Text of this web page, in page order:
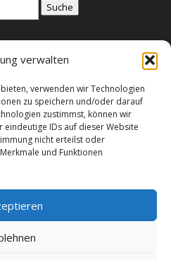
verwalten
verwenden wir Technologien
zu speichern und/oder darauf
zustimmst, können wir
IDs auf dieser Website
nicht erteilst oder
und Funktionen
Suche
Herausgebers